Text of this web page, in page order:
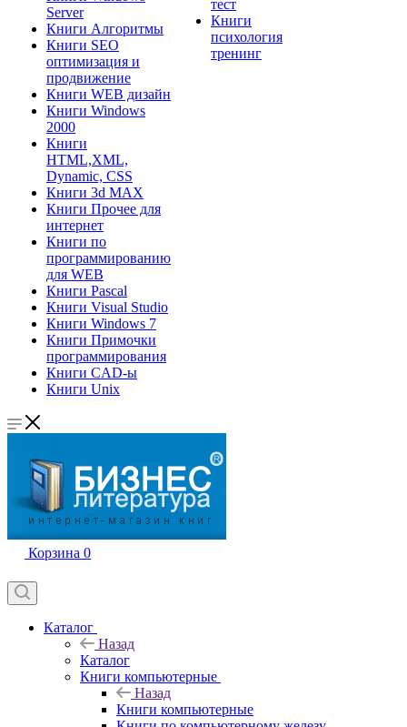
Server
Книги Алгоритмы
Книги SEO
оптимизация и
продвижение
Книги WEB дизайн
Книги Windows
2000
Книги
HTML,XML,
Dynamic, CSS
Книги 3d MAX
Книги Прочее для
интернет
Книги по
программированию
для WEB
Книги Pascal
Книги Visual Studio
Книги Windows 7
Книги Примочки
программирования
Книги CAD-ы
Книги Unix
тест
Книги
психология
тренинг
Корзина 0
Каталог
Назад
Каталог
Книги компьютерные
Назад
Книги компьютерные